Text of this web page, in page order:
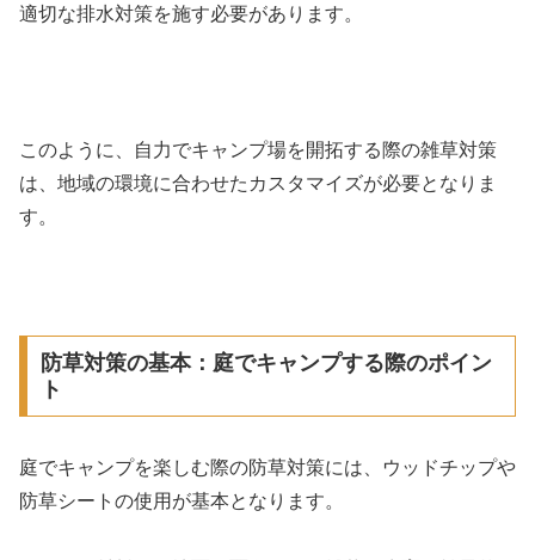
適切な排水対策を施す必要があります。
このように、自力でキャンプ場を開拓する際の雑草対策
は、地域の環境に合わせたカスタマイズが必要となりま
す。
防草対策の基本：庭でキャンプする際のポイン
ト
庭でキャンプを楽しむ際の防草対策には、ウッドチップや
防草シートの使用が基本となります。